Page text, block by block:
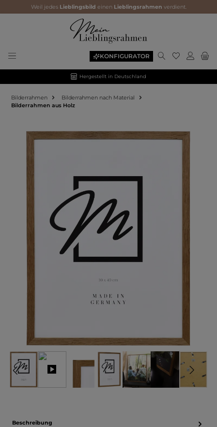
Weil jedes Lieblingsbild einen Lieblingsrahmen verdient.
KONFIGURATOR
Hergestellt in Deutschland
Bilderrahmen
Bilderrahmen nach Material
Bilderrahmen aus Holz
Bildergalerie überspringen
Beschreibung